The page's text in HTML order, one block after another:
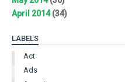
April 2014(34)
LABELS
Act
Ads